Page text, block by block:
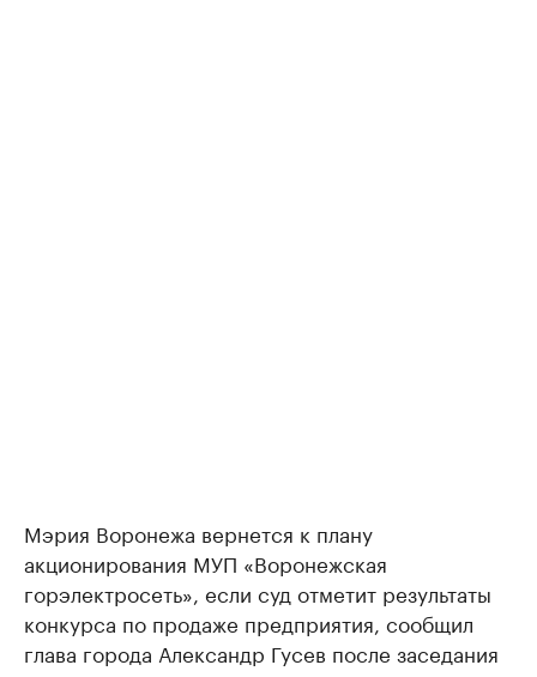
Мэрия Воронежа вернется к плану
акционирования МУП «Воронежская
горэлектросеть», если суд отметит результаты
конкурса по продаже предприятия, сообщил
глава города Александр Гусев после заседания